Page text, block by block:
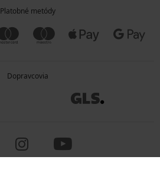
Platobné metódy
Dopravcovia